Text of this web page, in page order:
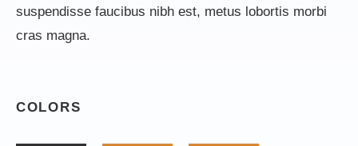
suspendisse faucibus nibh est, metus lobortis morbi
cras magna.
COLORS